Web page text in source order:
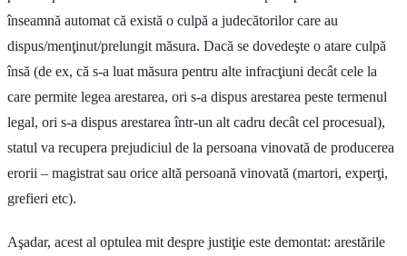
înseamnă automat că există o culpă a judecătorilor care au
dispus/menţinut/prelungit măsura. Dacă se dovedeşte o atare culpă
însă (de ex, că s-a luat măsura pentru alte infracţiuni decât cele la
care permite legea arestarea, ori s-a dispus arestarea peste termenul
legal, ori s-a dispus arestarea într-un alt cadru decât cel procesual),
statul va recupera prejudiciul de la persoana vinovată de producerea
erorii – magistrat sau orice altă persoană vinovată (martori, experţi,
grefieri etc).
Aşadar, acest al optulea mit despre justiţie este demontat: arestările